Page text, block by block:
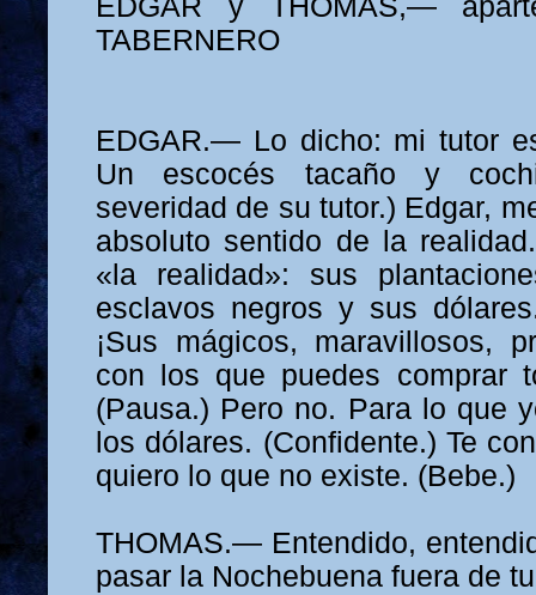
EDGAR y THOMAS,—
TABERNERO
EDGAR.— Lo dicho: mi tutor
Un escocés tacaño y
severidad de su tutor.) Edgar,
absoluto sentido de la
«la realidad»: sus
esclavos negros y sus
¡Sus mágicos, maravillosos,
con los que puedes comprar
(Pausa.) Pero no. Para lo que
los dólares. (Confidente.) Te
quiero lo que no existe. (Bebe.)
THOMAS.— Entendido,
pasar la Nochebuena fuera de